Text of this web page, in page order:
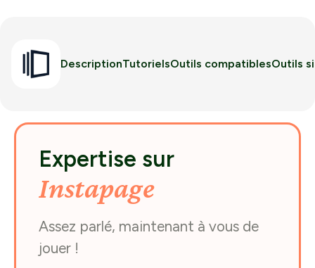
DescriptionTutorielsOutils compatiblesOutils
Expertise sur
Instapage
Assez parlé, maintenant à vous de
jouer !